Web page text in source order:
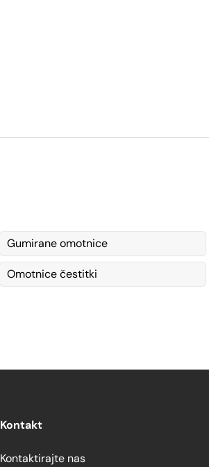
Gumirane omotnice
Omotnice čestitki
Kontakt
Kontaktirajte nas